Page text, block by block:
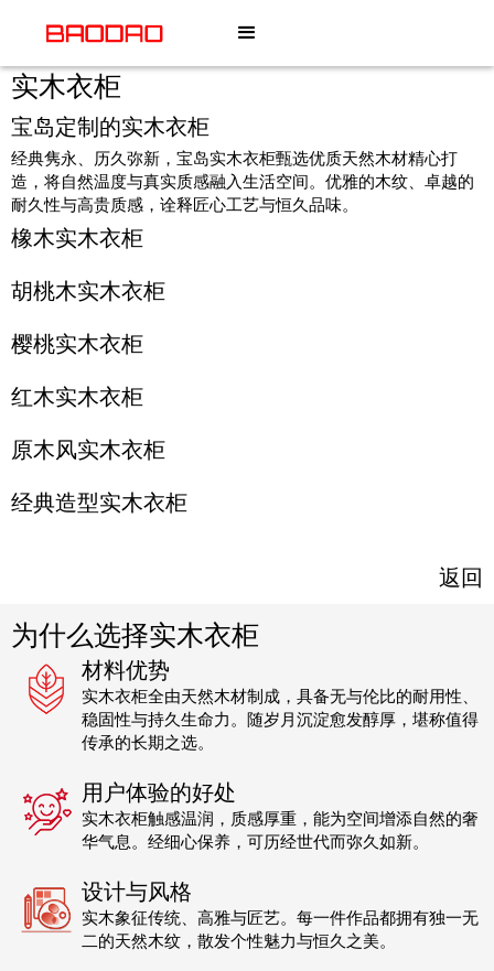
实木衣柜
宝岛定制的实木衣柜
经典隽永、历久弥新，宝岛实木衣柜甄选优质天然木材精心打
造，将自然温度与真实质感融入生活空间。优雅的木纹、卓越的
耐久性与高贵质感，诠释匠心工艺与恒久品味。
橡木实木衣柜
胡桃木实木衣柜
樱桃实木衣柜
红木实木衣柜
原木风实木衣柜
经典造型实木衣柜
返回
为什么选择实木衣柜
材料优势
实木衣柜全由天然木材制成，具备无与伦比的耐用性、
稳固性与持久生命力。随岁月沉淀愈发醇厚，堪称值得
传承的长期之选。
用户体验的好处
实木衣柜触感温润，质感厚重，能为空间增添自然的奢
华气息。经细心保养，可历经世代而弥久如新。
设计与风格
实木象征传统、高雅与匠艺。每一件作品都拥有独一无
二的天然木纹，散发个性魅力与恒久之美。